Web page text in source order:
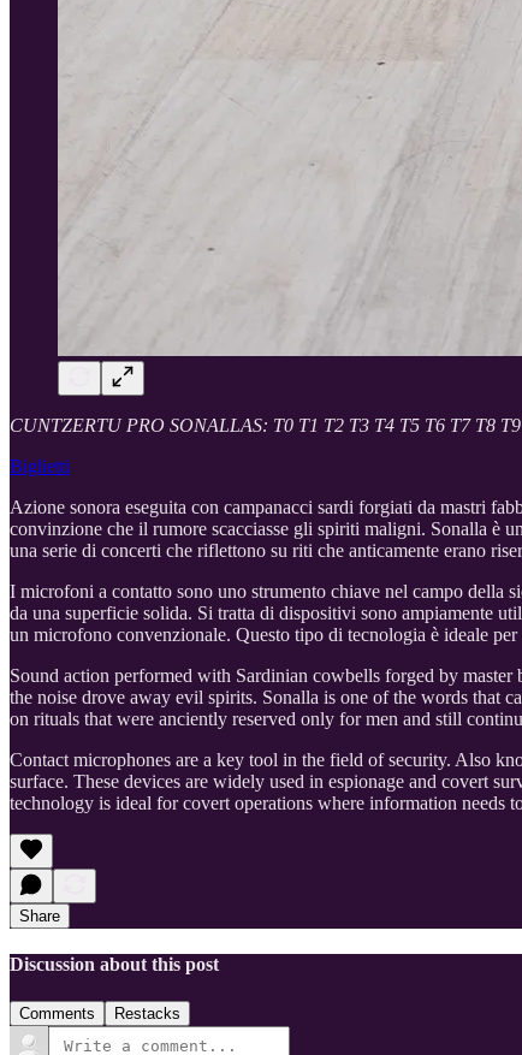
CUNTZERTU PRO SONALLAS: T0 T1 T2 T3 T4 T5 T6 T7 T8
Biglietti
Azione sonora eseguita con campanacci sardi forgiati da mastri
convinzione che il rumore scacciasse gli spiriti maligni. Sonalla è
una serie di concerti che riflettono su riti che anticamente erano
I microfoni a contatto sono uno strumento chiave nel campo della
da una superficie solida. Si tratta di dispositivi sono ampiamente
un microfono convenzionale. Questo tipo di tecnologia è ideale
Sound action performed with Sardinian cowbells forged by
the noise drove away evil spirits. Sonalla is one of the words that
on rituals that were anciently reserved only for men and still
Contact microphones are a key tool in the field of security. Also
surface. These devices are widely used in espionage and covert
technology is ideal for covert operations where information needs
Share
Discussion about this post
Comments Restacks